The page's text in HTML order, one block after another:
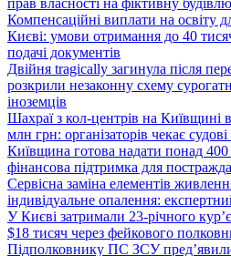
прав власності на фіктивну
Компенсаційні виплати на освіту
Києві: умови отримання до 40
подачі документів
Двійня tragically загинула після
розкрили незаконну схему
іноземців
Шахраї з кол-центрів на Київщині
млн грн: організаторів чекає судові
Київщина готова надати понад
фінансова підтримка для
Сервісна заміна елементів
індивідуальне опалення:
У Києві затримали 23-річного
$18 тисяч через фейкового
Підполковнику ПС ЗСУ